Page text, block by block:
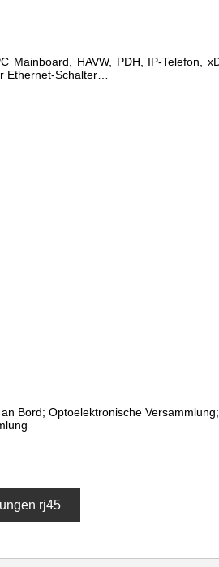
HAVW, PDH, IP-Telefon,
Ethernet-Schalter…
Bord; Optoelektronische Versammlung;
rj45